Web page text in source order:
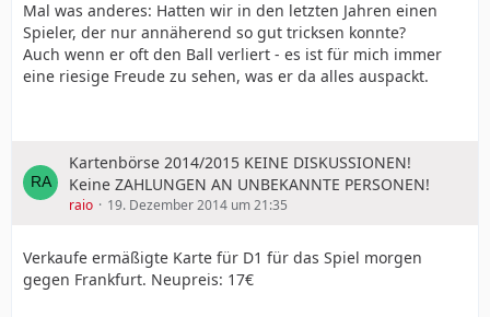
Mal was anderes: Hatten wir in den letzten Jahren einen
Spieler, der nur annäherend so gut tricksen konnte?
Auch wenn er oft den Ball verliert - es ist für mich immer
eine riesige Freude zu sehen, was er da alles auspackt.
Kartenbörse 2014/2015 KEINE DISKUSSIONEN!
Keine ZAHLUNGEN AN UNBEKANNTE PERSONEN!
raio 19. Dezember 2014 um 21:35
Verkaufe ermäßigte Karte für D1 für das Spiel morgen
gegen Frankfurt. Neupreis: 17€